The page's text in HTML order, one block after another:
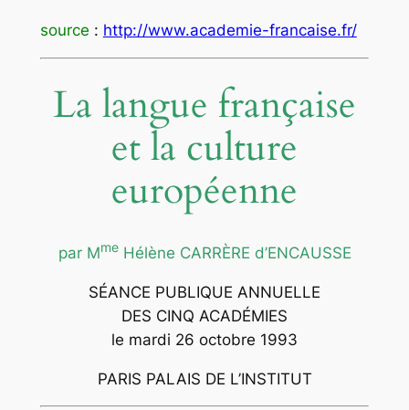
source : http://www.academie-francaise.fr/
La langue française
et la culture
européenne
par MmeHélène CARRÈRE d’ENCAUSSE
SÉANCE PUBLIQUE ANNUELLE
DES CINQ ACADÉMIES
le mardi 26 octobre 1993
PARIS PALAIS DE L’INSTITUT